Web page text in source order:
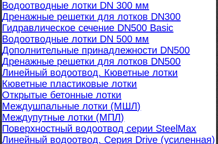
Водоотводные лотки DN 300 мм
Дренажные решетки для лотков DN300
Гидравлическое сечение DN500 Basic
Водоотводные лотки DN 500 мм
Дополнительные принадлежности DN500
Дренажные решетки для лотков DN500
Линейный водоотвод. Кюветные лотки
Кюветные пластиковые лотки
Открытые бетонные лотки
Междушпальные лотки (МШЛ)
Междупутные лотки (МПЛ)
Поверхностный водоотвод серии SteelMax
Линейный водоотвод. Серия Drive (усиленная)